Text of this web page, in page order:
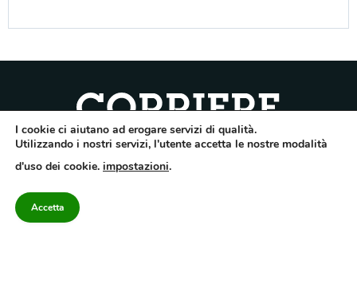
Quotidiano dell’Irpinia, a diffusione regionale. Reg. Trib. di Avellino n.7/12 del
Direttore responsabile Gianni Festa – Corriere srl – Via Annarumma 39/A 83100
Categorie
I cookie ci aiutano ad erogare servizi di qualità.
Utilizzando i nostri servizi, l'utente accetta le nostre modalità
d'uso dei cookie. impostazioni.
Accetta